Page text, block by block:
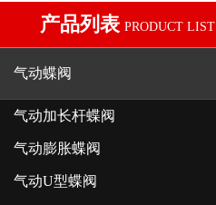
产品列表 PRODUCT LIST
气动蝶阀
气动加长杆蝶阀
气动膨胀蝶阀
气动U型蝶阀